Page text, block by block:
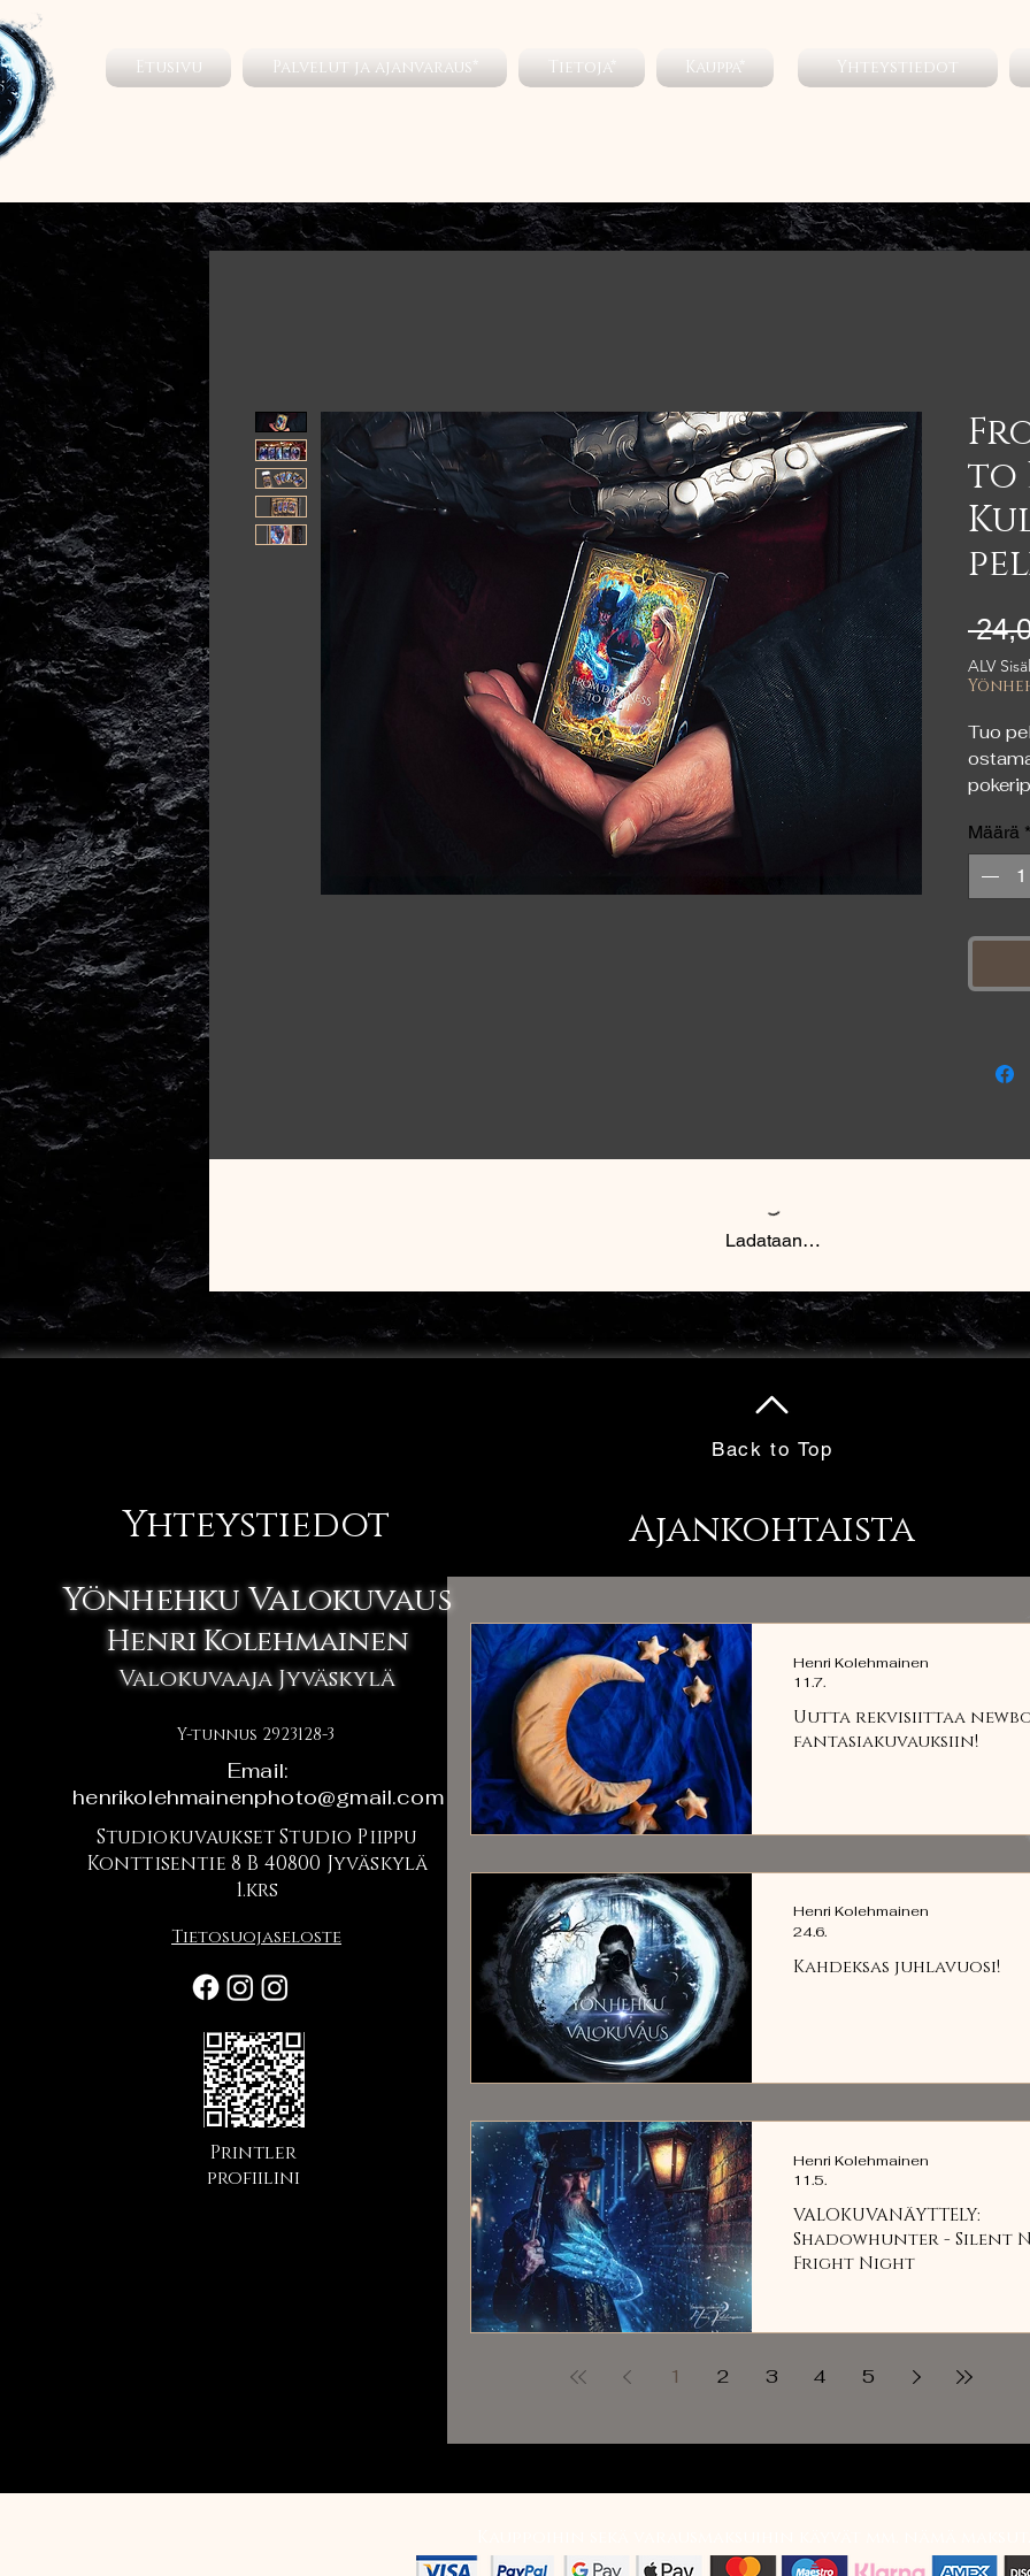
Etusivu Palvelut ja ajanvaraus* Tietoja* Kauppa* Yhteystiedot
to
ALV
Tuo
Määrä *
Ladataan…
Yhteystiedot
Yönhehku Valokuvaus
Henri Kolehmainen
Valokuvaaja Jyväskylä
Y-tunnus 2923128-3
Email:
henrikolehmainenphoto@gmail.com
Studiokuvaukset Studio Piippu
Konttisentie 8 B 40800 Jyväskylä
1.krs
Tietosuojaseloste
Printler
profiilini
Back to Top
Ajankohtaista
Uutta rekvisiittaa
fantasiakuvauksiin!
Henri Kolehmainen
11.7.
Kahdeksas juhlavuosi!
Henri Kolehmainen
24.6.
VALOKUVANÄYTTELY:
Shadowhunter - Silent
Fright Night
Henri Kolehmainen
11.5.
1 2 3 4 5